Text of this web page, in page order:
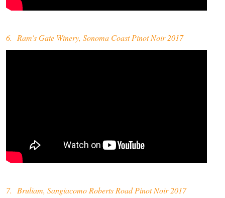
6. Ram's Gate Winery, Sonoma Coast Pinot Noir 2017
7. Bruliam, Sangiacomo Roberts Road Pinot Noir 2017